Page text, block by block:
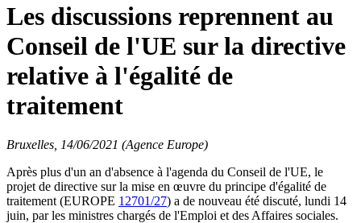
Les discussions reprennent au
Conseil de l'UE sur la directive
relative à l'égalité de
traitement
Bruxelles, 14/06/2021 (Agence Europe)
Après plus d'un an d'absence à l'agenda du Conseil de l'UE, le
projet de directive sur la mise en œuvre du principe d'égalité de
traitement (EUROPE 12701/27) a de nouveau été discuté, lundi 14
juin, par les ministres chargés de l'Emploi et des Affaires sociales.